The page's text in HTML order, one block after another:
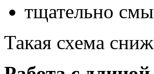
тщательно
Такая схема